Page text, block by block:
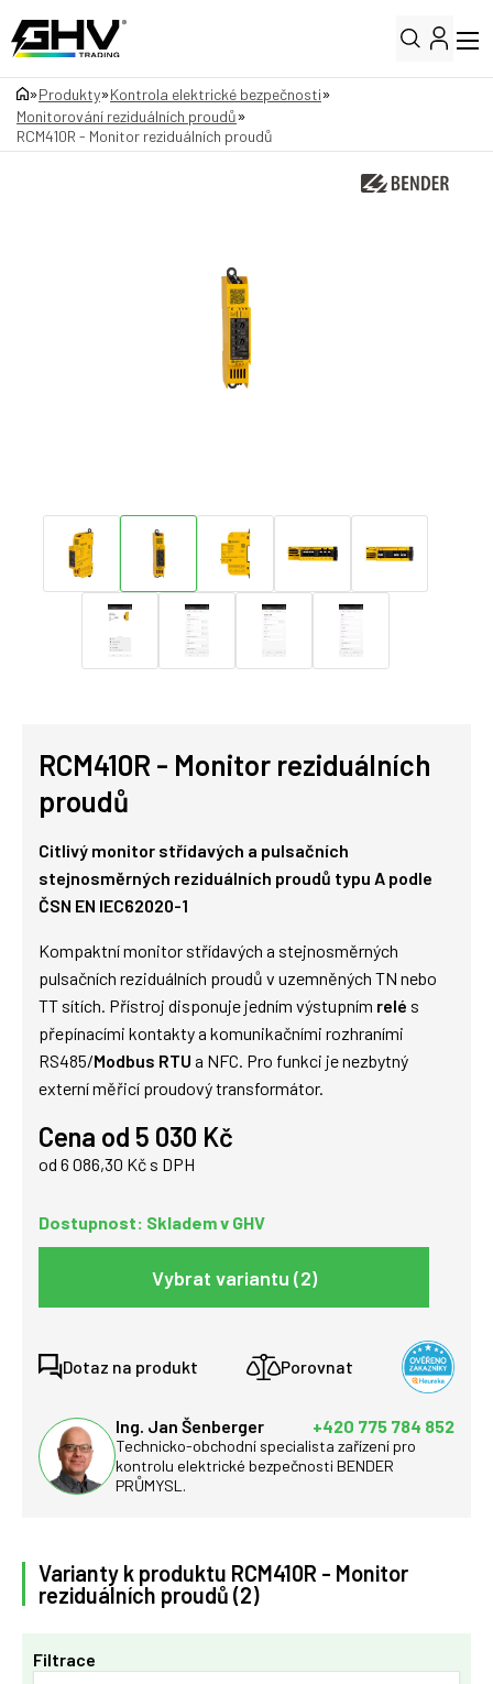
»Produkty»Kontrola elektrické bezpečnosti»
Monitorování reziduálních proudů»
RCM410R - Monitor reziduálních proudů
RCM410R - Monitor reziduálních
proudů
Citlivý monitor střídavých a pulsačních
stejnosměrných reziduálních proudů typu A podle
ČSN EN IEC62020-1
Kompaktní monitor střídavých a stejnosměrných
pulsačních reziduálních proudů v uzemněných TN nebo
TT sítích. Přístroj disponuje jedním výstupním relé s
přepínacími kontakty a komunikačními rozhraními
RS485/Modbus RTU a NFC. Pro funkci je nezbytný
externí měřicí proudový transformátor.
Cena od 5 030 Kč
od 6 086,30 Kč s DPH
Dostupnost: Skladem v GHV
Vybrat variantu (2)
Dotaz na produkt Porovnat
Ing. Jan Šenberger +420 775 784 852
Technicko-obchodní specialista zařízení pro
kontrolu elektrické bezpečnosti BENDER
PRŮMYSL.
Varianty k produktu RCM410R - Monitor
reziduálních proudů (2)
Filtrace